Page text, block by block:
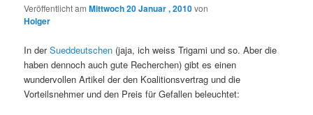
Veröffentlicht amMittwoch 20 Januar , 2010von
Holger
In derSueddeutschen (jaja, ich weiss Trigami und so. Aber die
haben dennoch auch gute Recherchen) gibt es einen
wundervollen Artikel der den Koalitionsvertrag und die
Vorteilsnehmer und den Preis für Gefallen beleuchtet: